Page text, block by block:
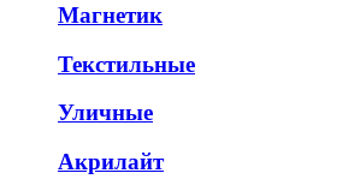
Магнетик
Текстильные
Уличные
Акрилайт